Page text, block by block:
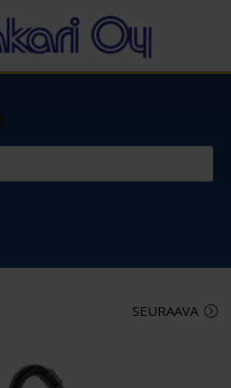
SEURAAVA